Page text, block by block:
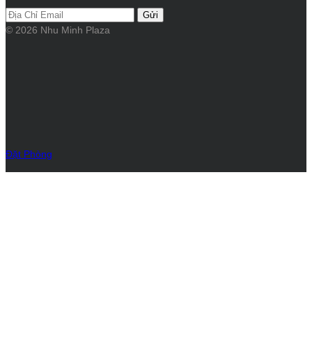
Gửi
© 2026 Nhu Minh Plaza
Đặt Phòng